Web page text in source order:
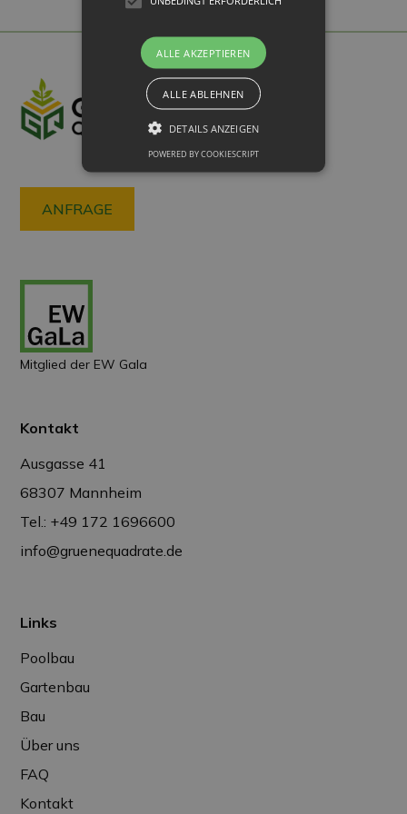
ANFRAGE
Mitglied der EW Gala
Kontakt
Ausgasse 41
68307 Mannheim
Tel.: +49 172 1696600
info@gruenequadrate.de
Links
Poolbau
Gartenbau
Bau
Über uns
FAQ
Kontakt
ALLE AKZEPTIEREN
ALLE ABLEHNEN
DETAILS ANZEIGEN
POWERED BY COOKIESCRIPT